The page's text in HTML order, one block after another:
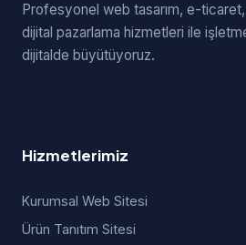
Profesyonel web tasarım, e-
dijital pazarlama hizmetleri ile
dijitalde büyütüyoruz.
Hizmetlerimiz
Kurumsal Web Sitesi
Ürün Tanıtım Sitesi